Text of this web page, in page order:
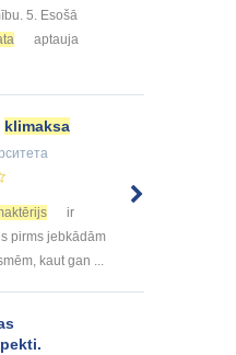
5. Esošā
aptauja
klimaksa
ir
pirms jebkādām
kaut gan ...